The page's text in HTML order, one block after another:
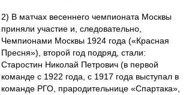
2) В матчах весеннего чемпионата Москвы
приняли участие и, следовательно,
Чемпионами Москвы 1924 года («Красная
Пресня»), второй год подряд, стали:
Старостин Николай Петрович (в первой
команде с 1922 года, с 1917 года выступал в
команде РГО, прародительнице «Спартака»,